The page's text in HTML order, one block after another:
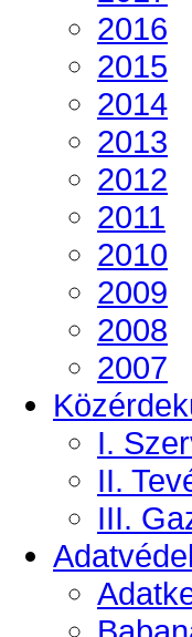
2016
2015
2014
2013
2012
2011
2010
2009
2008
2007
I.
II.
III.